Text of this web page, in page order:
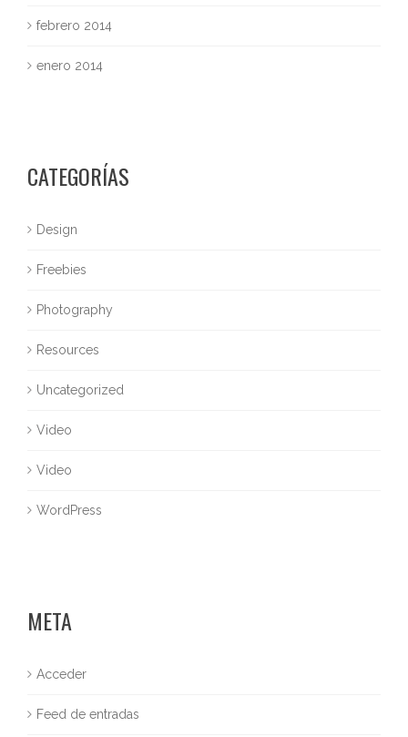
febrero 2014
enero 2014
CATEGORÍAS
Design
Freebies
Photography
Resources
Uncategorized
Video
Video
WordPress
META
Acceder
Feed de entradas